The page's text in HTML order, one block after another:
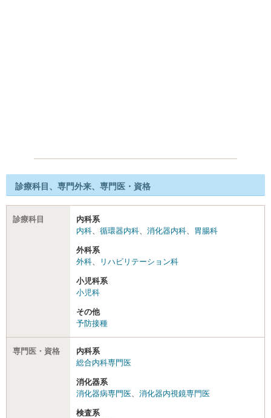
診療科目、専門外来、専門医・資格
診療科目
内科系
内科
循環器内科 消化器内科 胃腸科
外科系
外科
リハビリテーション科
小児科系
小児科
その他
予防接種
専門医・資格
内科系
総合内科専門医
消化器系
消化器病専門医
消化器内視鏡専門医
検査系